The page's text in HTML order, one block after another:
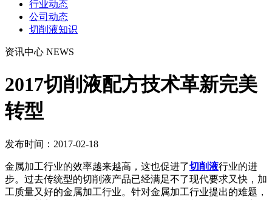
行业动态
公司动态
切削液知识
资讯中心 NEWS
2017切削液配方技术革新完美
转型
发布时间：2017-02-18
金属加工行业的效率越来越高，这也促进了切削液行业的进
步。过去传统型的切削液产品已经满足不了现代要求又快，加
工质量又好的金属加工行业。针对金属加工行业提出的难题，